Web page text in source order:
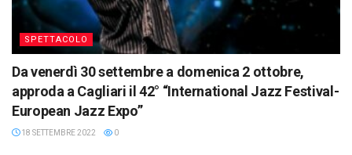
SPETTACOLO
Da venerdì 30 settembre a domenica 2 ottobre,
approda a Cagliari il 42° “International Jazz Festival-
European Jazz Expo”
18 SETTEMBRE 2022 0